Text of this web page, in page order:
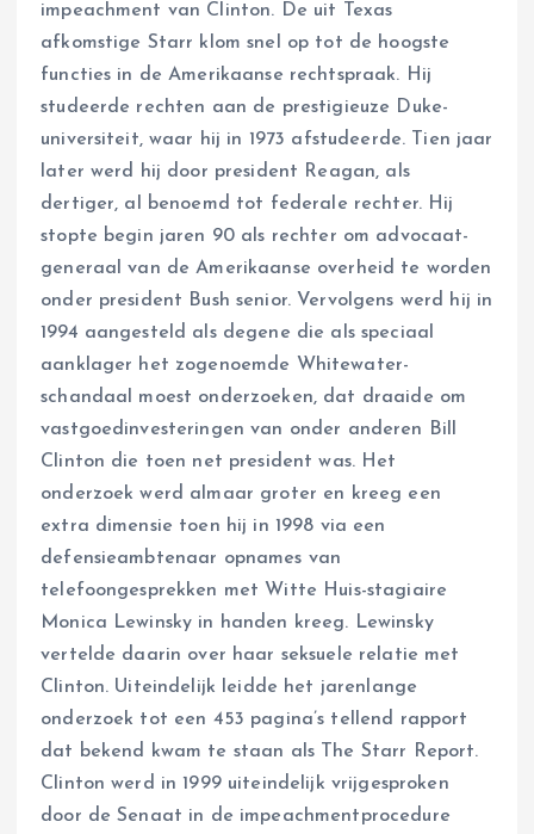
impeachment van Clinton. De uit Texas
afkomstige Starr klom snel op tot de hoogste
functies in de Amerikaanse rechtspraak. Hij
studeerde rechten aan de prestigieuze Duke-
universiteit, waar hij in 1973 afstudeerde. Tien jaar
later werd hij door president Reagan, als
dertiger, al benoemd tot federale rechter. Hij
stopte begin jaren 90 als rechter om advocaat-
generaal van de Amerikaanse overheid te worden
onder president Bush senior. Vervolgens werd hij in
1994 aangesteld als degene die als speciaal
aanklager het zogenoemde Whitewater-
schandaal moest onderzoeken, dat draaide om
vastgoedinvesteringen van onder anderen Bill
Clinton die toen net president was. Het
onderzoek werd almaar groter en kreeg een
extra dimensie toen hij in 1998 via een
defensieambtenaar opnames van
telefoongesprekken met Witte Huis-stagiaire
Monica Lewinsky in handen kreeg. Lewinsky
vertelde daarin over haar seksuele relatie met
Clinton. Uiteindelijk leidde het jarenlange
onderzoek tot een 453 pagina’s tellend rapport
dat bekend kwam te staan als The Starr Report.
Clinton werd in 1999 uiteindelijk vrijgesproken
door de Senaat in de impeachmentprocedure